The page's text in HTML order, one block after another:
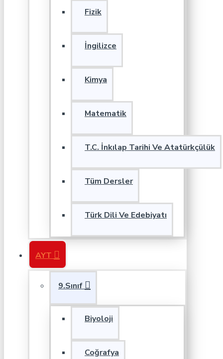
Fizik
İngilizce
Kimya
Matematik
T.C. İnkılap Tarihi Ve Atatürkçülük
Tüm Dersler
Türk Dili Ve Edebiyatı
AYT
9.Sınıf
Biyoloji
Coğrafya